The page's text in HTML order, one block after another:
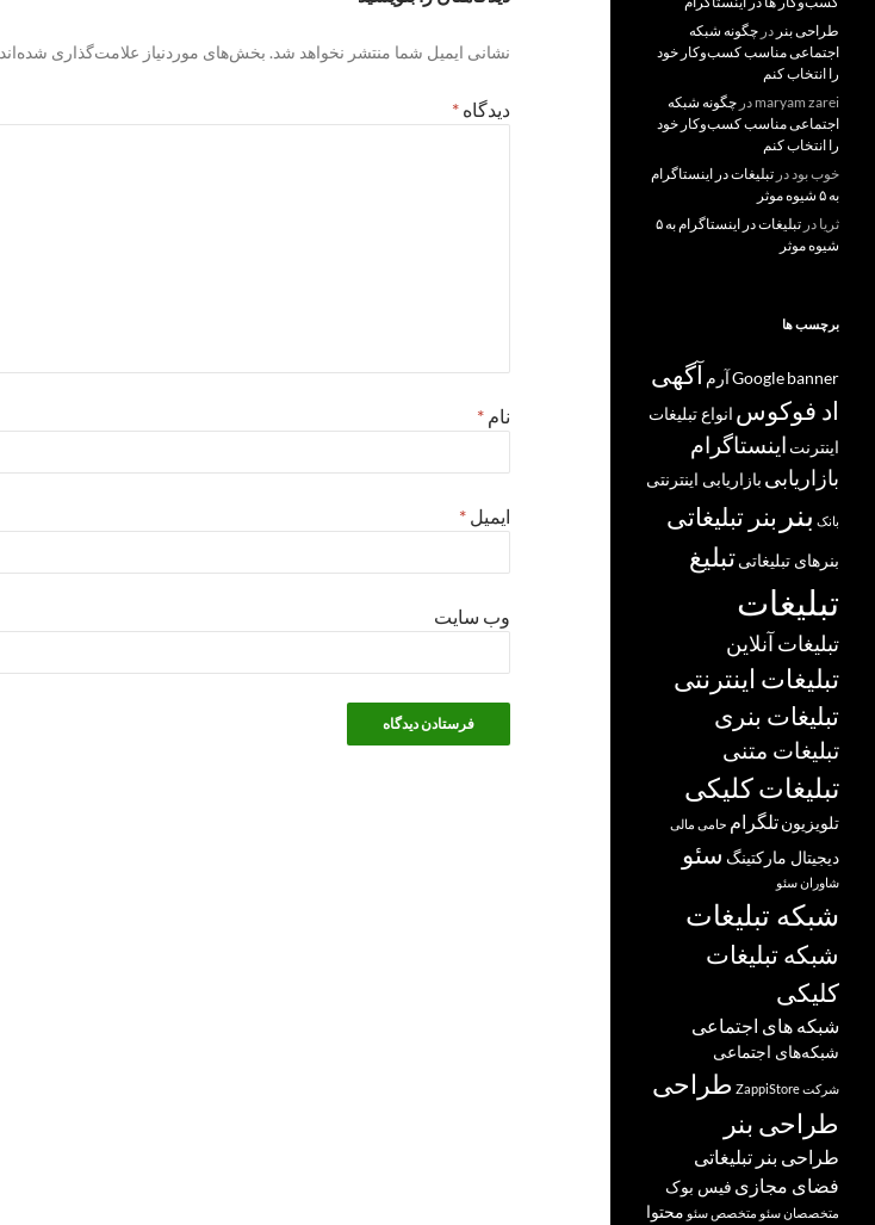
نشانی ایمیل شما منتشر نخواهد شد. بخش‌های موردنیاز علامت‌گذاری شده‌اند
دیدگاه *
نام *
ایمیل *
وب‌ سایت
طراحی بنر در چگونه شبکه
اجتماعی مناسب کسب‌وکار خود
را انتخاب کنم
maryam zarei در چگونه شبکه
اجتماعی مناسب کسب‌وکار خود
را انتخاب کنم
خوب بوددر تبلیغات در اینستاگرام
به ۵ شیوه موثر
ثریا در
تبلیغات در اینستاگرام به ۵
شیوه موثر
برچسب ها
banner
Googleآرم آگهی
اد فوکوس انواع تبلیغات
اینترنت اینستاگرام
بازاریابی بازاریابی اینترنتی
بانک بنر بنر تبلیغاتی
بنرهای تبلیغاتیتبلیغ
تبلیغات
تبلیغات آنلاین
تبلیغات اینترنتی
تبلیغات بنری
تبلیغات متنی
تبلیغات کلیکی
تلویزیونتلگرام حامی مالی
دیجیتال مارکتینگ سئو
شاوران سئو
شبکه تبلیغات
شبکه تبلیغات
کلیکی
شبکه های اجتماعی
شبکه‌های اجتماعی
شرکت ZappiStore
طراحی
طراحی بنر
طراحی بنر تبلیغاتی
فضای مجازی فیس بوک
متخصصان سئو متخصص سئو محتوا